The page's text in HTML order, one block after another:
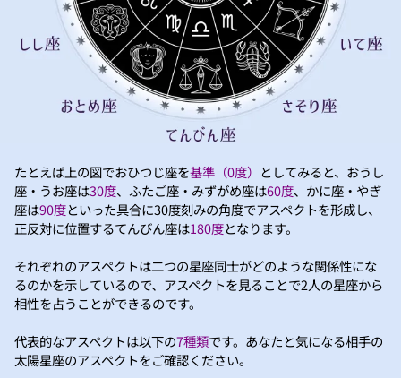
たとえば上の図でおひつじ座を基準（0度） としてみると、おうし
座・うお座は30度、ふたご座・みずがめ座は60度、かに座・やぎ
座は90度といった具合に30度刻みの角度でアスペクトを形成し、
正反対に位置するてんびん座は180度となります。
それぞれのアスペクトは二つの星座同士がどのような関係性にな
るのかを示しているので、アスペクトを見ることで2人の星座から
相性を占うことができるのです。
代表的なアスペクトは以下の7種類です。あなたと気になる相手の
太陽星座のアスペクトをご確認ください。